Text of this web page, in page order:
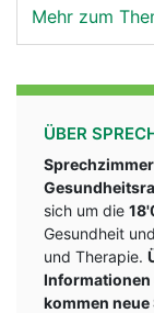
Mehr zum
ÜBER
sich um die
Gesundheit
und Therapie.
Informationen
kommen neue